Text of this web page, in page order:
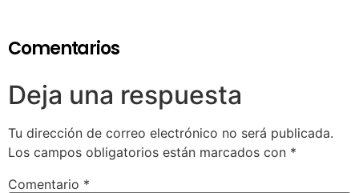
Comentarios
Deja una respuesta
Tu dirección de correo electrónico no será publicada.
Los campos obligatorios están marcados con *
Comentario *